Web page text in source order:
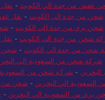
عفش من جدة الي الكويت -
شحن من جدة الى الكويت - نقل
شحن بري من جدة الي الكويت -
شحن من جدة الي الكويت -
شحن من جدة الي الكويت - شحن
شركة شحن من السعودية الي
البحرين - شركة شحن من السعودية
الي البحرين - شحن من
بري من السعودية الي البحرين -